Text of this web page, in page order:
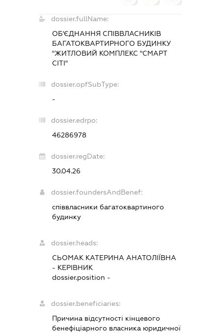
dossier.fullName:
ОБ'ЄДНАННЯ СПІВВЛАСНИКІВ
БАГАТОКВАРТИРНОГО БУДИНКУ
"ЖИТЛОВИЙ КОМПЛЕКС "СМАРТ
СІТІ"
dossier.opfSubType:
-
dossier.edrpo:
46286978
dossier.regDate:
30.04.26
dossier.foundersAndBenef:
співвласники багатоквартиного
будинку
dossier.heads:
СЬОМАК КАТЕРИНА АНАТОЛІЇВНА
- КЕРІВНИК
dossier.position -
dossier.beneficiaries:
Причина відсутності кінцевого
бенефіціарного власника юридичної